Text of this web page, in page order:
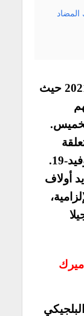
ميرك المضاد
تراجعت الاسهم الاوروبية 02-12-2021 حيث
بالموجة المستمرة من إصابات كوفيد-19.
أولاف
قرص ميرك